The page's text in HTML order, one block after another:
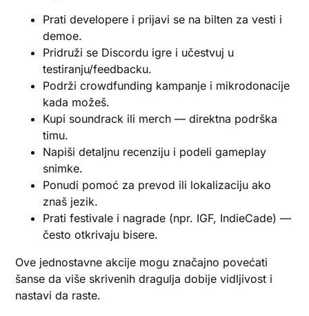
Prati developere i prijavi se na bilten za vesti i
demoe.
Pridruži se Discordu igre i učestvuj u
testiranju/feedbacku.
Podrži crowdfunding kampanje i mikrodonacije
kada možeš.
Kupi soundrack ili merch — direktna podrška
timu.
Napiši detaljnu recenziju i podeli gameplay
snimke.
Ponudi pomoć za prevod ili lokalizaciju ako
znaš jezik.
Prati festivale i nagrade (npr. IGF, IndieCade) —
često otkrivaju bisere.
Ove jednostavne akcije mogu značajno povećati
šanse da više skrivenih dragulja dobije vidljivost i
nastavi da raste.